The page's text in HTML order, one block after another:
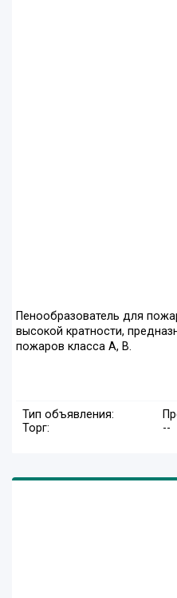
Пенообразователь для
высокой кратности,
пожаров класса А, В.
Тип объявления:
Торг:
--